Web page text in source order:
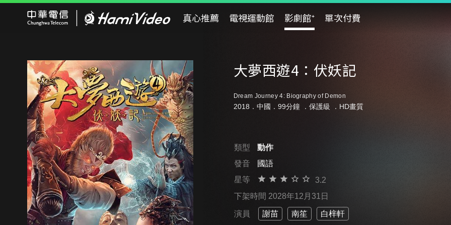
真心推薦 電視運動館 影劇館⁺ 單次付費
大夢西遊4：伏妖記
Dream Journey 4: Biography of Demon
2018．中國．99分鐘 ． 保護級 ．HD畫質
類型
動作
發音
國語
星等
3.2
下架時間 2028年12月31日
演員 謝苗 南笙 白梓軒